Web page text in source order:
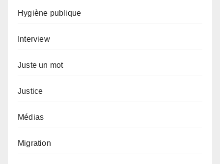
Hygiène publique
Interview
Juste un mot
Justice
Médias
Migration